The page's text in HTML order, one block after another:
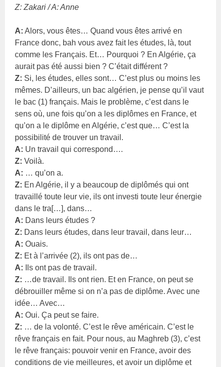
Z: Zakari / A: Anne
A: Alors, vous êtes… Quand vous êtes arrivé en
France donc, bah vous avez fait les études, là, tout
comme les Français. Et… Pourquoi ? En Algérie, ça
aurait pas été aussi bien ? C’était différent ?
Z: Si, les études, elles sont… C’est plus ou moins les
mêmes. D’ailleurs, un bac algérien, je pense qu’il vaut
le bac (1) français. Mais le problème, c’est dans le
sens où, une fois qu’on a les diplômes en France, et
qu’on a le diplôme en Algérie, c’est que… C’est la
possibilité de trouver un travail.
A: Un travail qui correspond….
Z: Voilà.
A: … qu’on a.
Z: En Algérie, il y a beaucoup de diplômés qui ont
travaillé toute leur vie, ils ont investi toute leur énergie
dans le tra[…], dans…
A: Dans leurs études ?
Z: Dans leurs études, dans leur travail, dans leur…
A: Ouais.
Z: Et à l’arrivée (2), ils ont pas de…
A: Ils ont pas de travail.
Z: …de travail. Ils ont rien. Et en France, on peut se
débrouiller même si on n’a pas de diplôme. Avec une
idée… Avec…
A: Oui. Ça peut se faire.
Z: … de la volonté. C’est le rêve américain. C’est le
rêve français en fait. Pour nous, au Maghreb (3), c’est
le rêve français: pouvoir venir en France, avoir des
conditions de vie meilleures, et avoir un diplôme et